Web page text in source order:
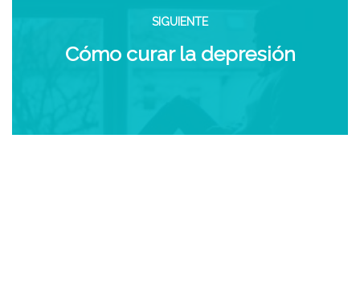
SIGUIENTE
Cómo curar la depresión